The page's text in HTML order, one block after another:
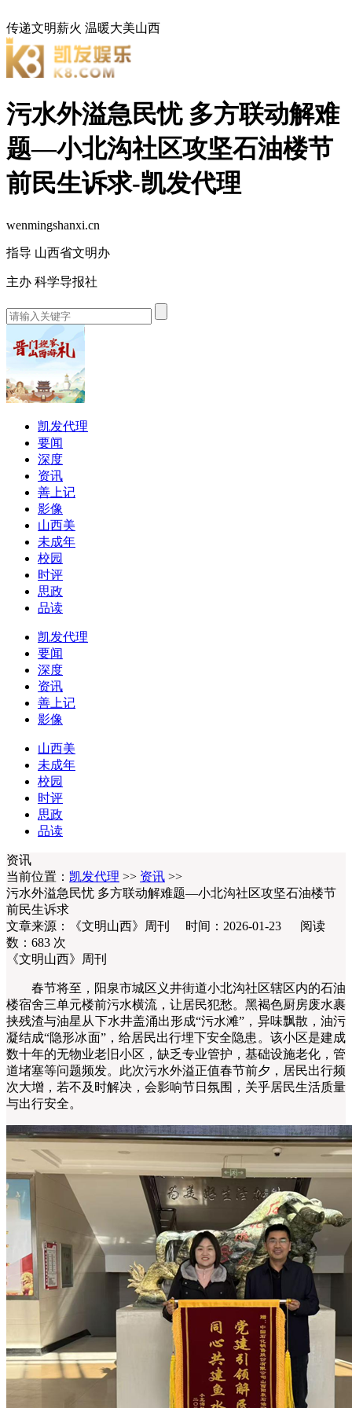
传递文明薪火 温暖大美山西
污水外溢急民忧 多方联动解难
题—小北沟社区攻坚石油楼节
前民生诉求-凯发代理
wenmingshanxi.cn
指导 山西省文明办
主办 科学导报社
凯发代理
要闻
深度
资讯
善上记
影像
山西美
未成年
校园
时评
思政
品读
凯发代理
要闻
深度
资讯
善上记
影像
山西美
未成年
校园
时评
思政
品读
资讯
当前位置： 凯发代理 >> 资讯 >>
污水外溢急民忧 多方联动解难题—小北沟社区攻坚石油楼节
前民生诉求
文章来源：《文明山西》周刊 时间：2026-01-23 阅读
数： 683 次
《文明山西》周刊
春节将至，阳泉市城区义井街道小北沟社区辖区内的石油
楼宿舍三单元楼前污水横流，让居民犯愁。黑褐色厨房废水裹
挟残渣与油星从下水井盖涌出形成“污水滩”，异味飘散，油污
凝结成“隐形冰面”，给居民出行埋下安全隐患。该小区是建成
数十年的无物业老旧小区，缺乏专业管护，基础设施老化，管
道堵塞等问题频发。此次污水外溢正值春节前夕，居民出行频
次大增，若不及时解决，会影响节日氛围，关乎居民生活质量
与出行安全。